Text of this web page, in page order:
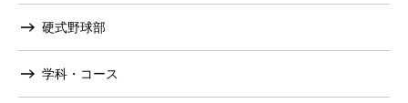
硬式野球部
学科・コース